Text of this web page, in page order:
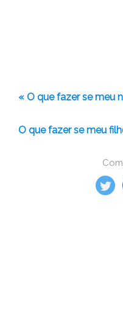
« O que fazer se meu
O que fazer se meu